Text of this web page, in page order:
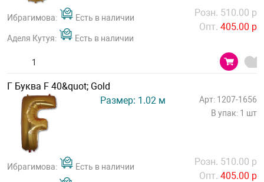
Ибрагимова: Есть в наличии
Аделя Кутуя: Есть в наличии
Розн. 510.00 р
Опт. 405.00 р
Г Буква F 40&quot; Gold
Размер: 1.02 м
Арт: 1207-1656
В упак: 1 шт
Ибрагимова: Есть в наличии
Розн. 510.00 р
Опт. 405.00 р